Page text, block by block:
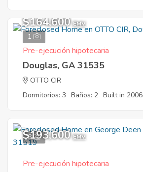
1
$164,600 EMV
Pre-ejecución hipotecaria
Douglas, GA 31535
OTTO CIR
Dormitorios: 3 Baños: 2 Built in 2006
8
$193,600 EMV
Pre-ejecución hipotecaria